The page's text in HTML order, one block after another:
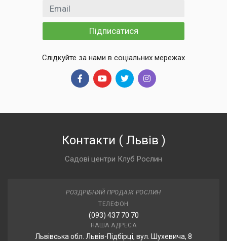
Email
Підписатися
Слідкуйте за нами в соціальних мережах
Контакти ( Львів )
Садові центри Клуб Рослин
РОЗДРІБНИЙ ПРОДАЖ РОСЛИН
ТЕЛЕФОН
(093) 437 70 70
НАША АДРЕСА
Львівська обл. Львів-Підбірці, вул. Шухевича, 8